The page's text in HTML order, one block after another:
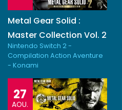
Metal Gear Solid :
Master Collection Vol. 2
Nintendo Switch 2 -
Compilation Action Aventure
- Konami
27
AOU.